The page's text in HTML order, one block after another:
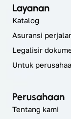
Layanan
Katalog
Asuransi
Legalisir
Untuk
Perusahaan
Tentang kami